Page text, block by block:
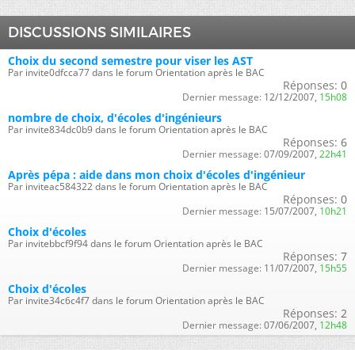
DISCUSSIONS SIMILAIRES
Choix du second semestre pour viser les AST
Par invite0dfcca77 dans le forum Orientation après le BAC
Réponses: 0
Dernier message: 12/12/2007, 15h08
nombre de choix, d'écoles d'ingénieurs
Par invite834dc0b9 dans le forum Orientation après le BAC
Réponses: 6
Dernier message: 07/09/2007, 22h41
Après pépa : aide dans mon choix d'écoles d'ingénieur
Par inviteac584322 dans le forum Orientation après le BAC
Réponses: 0
Dernier message: 15/07/2007, 10h21
Choix d'écoles
Par invitebbcf9f94 dans le forum Orientation après le BAC
Réponses: 7
Dernier message: 11/07/2007, 15h55
Choix d'écoles
Par invite34c6c4f7 dans le forum Orientation après le BAC
Réponses: 2
Dernier message: 07/06/2007, 12h48